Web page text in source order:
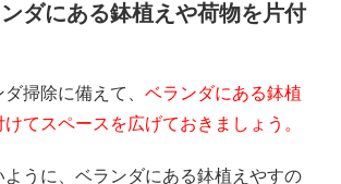
ダにある鉢植えや荷物を片付
掃除に備えて、 ベランダにある鉢植
てスペースを広げておきましょう。
うに、ベランダにある鉢植えやすの